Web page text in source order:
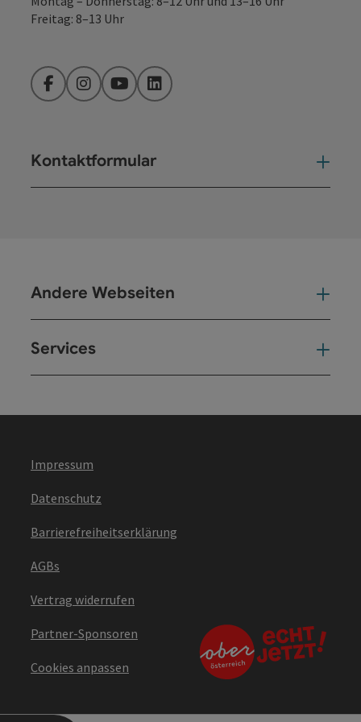
Freitag: 8–13 Uhr
FacebookInstagramYouTubeLinkedIn
Kontaktformular
Andere Webseiten
Services
Impressum
Datenschutz
Barrierefreiheitserklärung
AGBs
Vertrag widerrufen
Partner-Sponsoren
Cookies anpassen